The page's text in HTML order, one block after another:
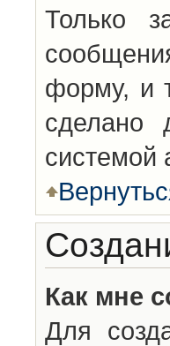
Только
форму, и
сделано
системой
Как мне
Для